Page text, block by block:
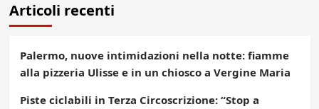
articoli
Articoli recenti
Palermo, nuove intimidazioni nella notte: fiamme
alla pizzeria Ulisse e in un chiosco a Vergine Maria
Piste ciclabili in Terza Circoscrizione: “Stop a